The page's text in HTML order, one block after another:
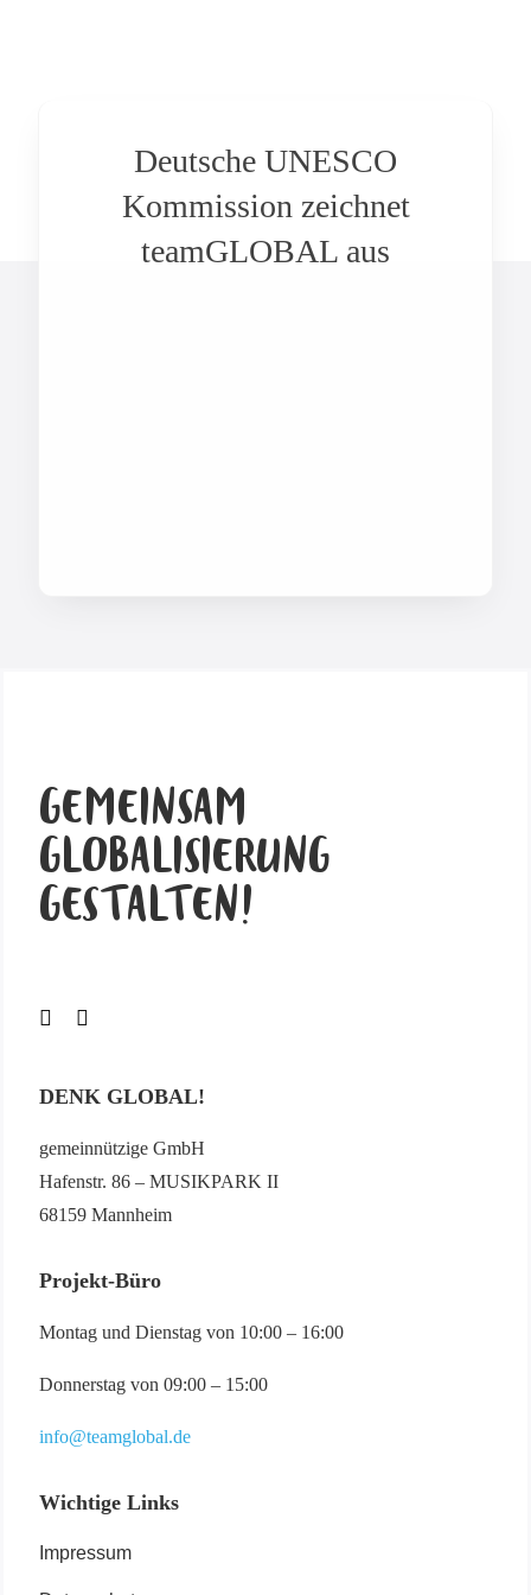
Deutsche UNESCO
Kommission zeichnet
teamGLOBAL aus
GEMEINSAM
GLOBALISIERUNG
GESTALTEN!
DENK GLOBAL!
gemeinnützige GmbH
Hafenstr. 86 – MUSIKPARK II
68159 Mannheim
Projekt-Büro
Montag und Dienstag von 10:00 – 16:00
Donnerstag von 09:00 – 15:00
info@teamglobal.de
Wichtige Links
Impressum